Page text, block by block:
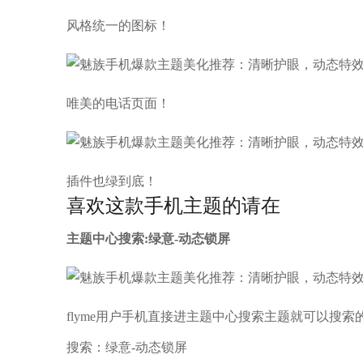
风格统一的图标！
唯美的电话页面！
插件也绿到底！
喜欢这款手机主题的请在
主题中心搜索:绿意-动态锁屏
flyme用户手机直接进主题中心搜索主题就可以搜索
搜索：绿意-动态锁屏